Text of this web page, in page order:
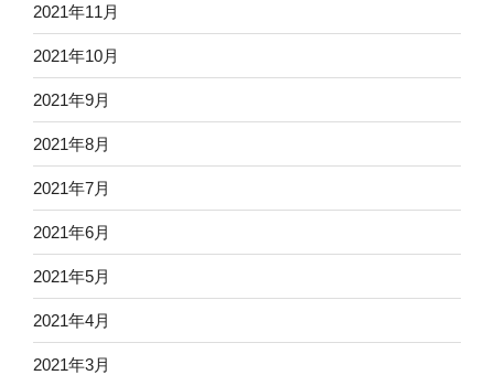
2021年11月
2021年10月
2021年9月
2021年8月
2021年7月
2021年6月
2021年5月
2021年4月
2021年3月